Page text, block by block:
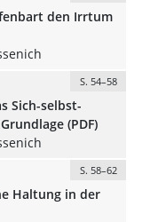
den Irrtum
S. 54–58
Sich-selbst-
(PDF)
S. 58–62
Haltung in der